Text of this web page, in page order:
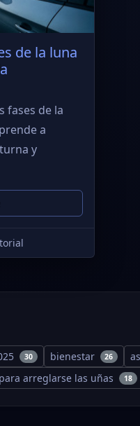
de la luna
fases de la
a
y
30 bienestar 26
arreglarse las uñas 18